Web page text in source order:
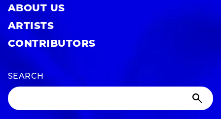
ABOUT US
ARTISTS
CONTRIBUTORS
SEARCH